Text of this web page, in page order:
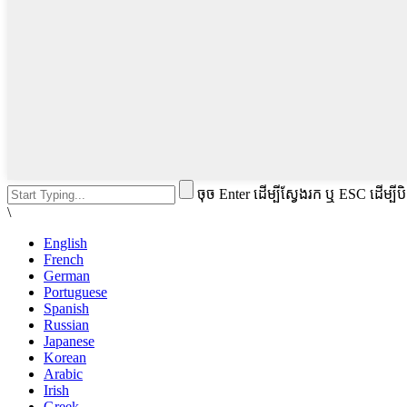
ចុច Enter ដើម្បីស្វែងរក ឬ ESC ដើម្បី
\
English
French
German
Portuguese
Spanish
Russian
Japanese
Korean
Arabic
Irish